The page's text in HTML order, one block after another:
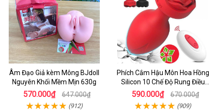
Âm Đạo Giả kèm Mông BJdoll
Nguyên Khối Mềm Mịn 630g
570.000₫ 647.000₫
(912)
Phích Cắm Hậu Môn Hoa Hồng
Silicon 10 Chế Độ Rung Điều
Khiển Từ Xa
590.000₫ 670.000₫
(909)